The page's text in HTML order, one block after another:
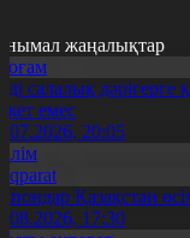
жаңалықтар
салалық
емес
20:05
Қазақстан
17:30